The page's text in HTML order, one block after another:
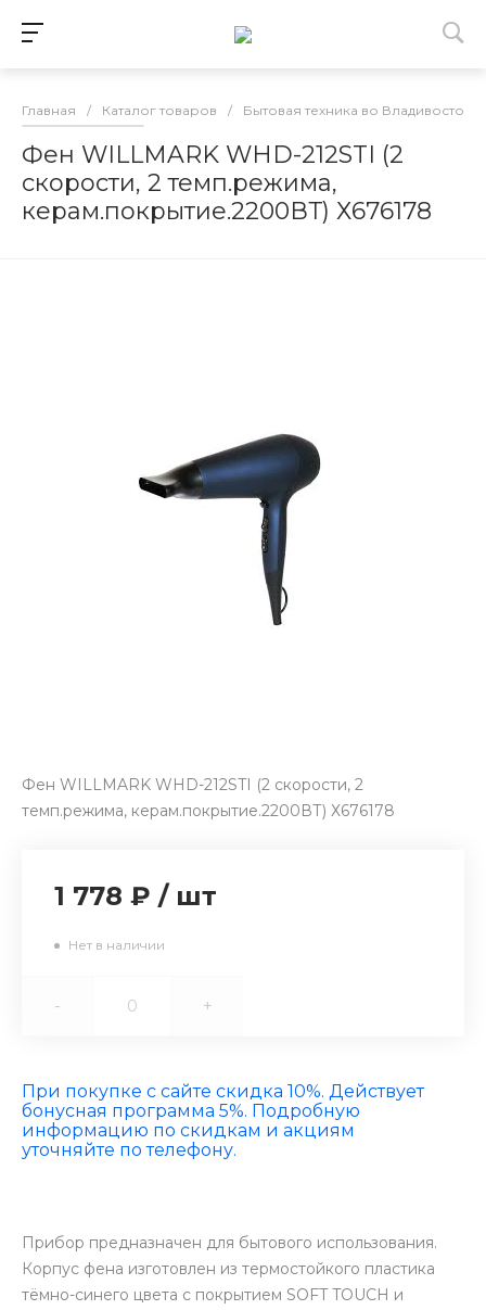
Главная / Каталог товаров / Бытовая техника во Владивостоке
Фен WILLMARK WHD-212STI (2
скорости, 2 темп.режима,
керам.покрытие.2200ВТ) Х676178
Фен WILLMARK WHD-212STI (2 скорости, 2
темп.режима, керам.покрытие.2200ВТ) Х676178
1 778 ₽ / шт
Нет в наличии
- +
При покупке с сайте скидка 10%. Действует
бонусная программа 5%. Подробную
информацию по скидкам и акциям
уточняйте по телефону.
Прибор предназначен для бытового использования.
Корпус фена изготовлен из термостойкого пластика
тёмно-синего цвета с покрытием SOFT TOUCH и